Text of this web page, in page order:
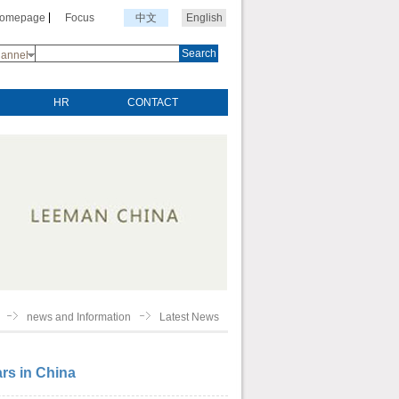
Focus 中文 English
Search
HR CONTACT
news and Information Latest News
in China